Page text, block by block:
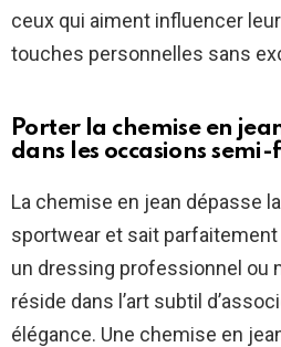
ceux qui aiment influencer
touches personnelles sans
Porter la chemise en
dans les occasions
La chemise en jean dépasse
sportwear et sait
un dressing professionnel ou
réside dans l’art subtil
élégance. Une chemise en